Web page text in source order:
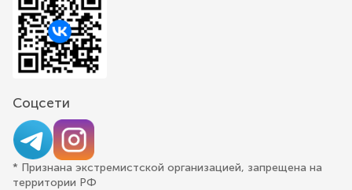
Соцсети
* Признана экстремистской организацией, запрещена на
территории РФ